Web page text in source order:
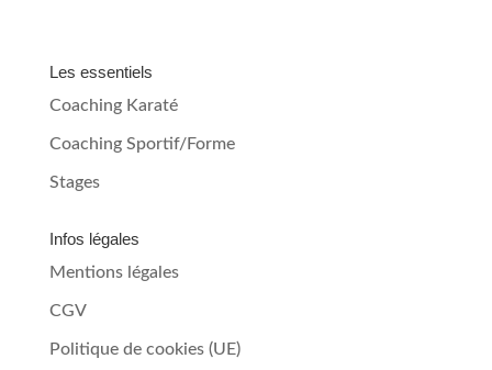
Les essentiels
Coaching Karaté
Coaching Sportif/Forme
Stages
Infos légales
Mentions légales
CGV
Politique de cookies (UE)